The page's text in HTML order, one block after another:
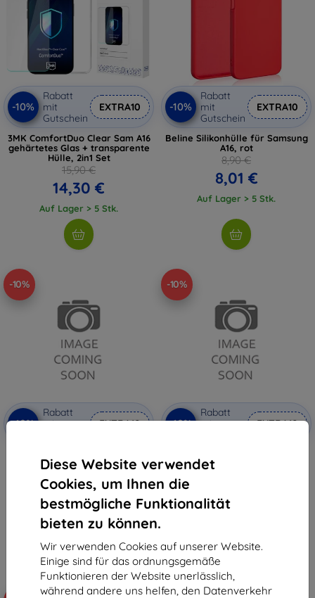
Diese Website verwendet
Cookies, um Ihnen die
bestmögliche Funktionalität
bieten zu können.
Wir verwenden Cookies auf unserer Website.
Einige sind für das ordnungsgemäße
Funktionieren der Website unerlässlich,
während andere uns helfen, den Datenverkehr
-10%
Rabatt
mit
Gutschein
EXTRA10
3MK ComfortDuo Clear Sam A16
gehärtetes Glas + transparente
Hülle, 2in1 Set
15,90 €
14,30 €
Auf Lager > 5 Stk.
-10%
Rabatt
mit
Gutschein
EXTRA10
Beline Silikonhülle für Samsung
A16, rot
8,90 €
8,01 €
Auf Lager > 5 Stk.
-10%
-10%
Rabatt
mit
EXTRA10
SIM-Fach grau (Service Pack)
8,90 €
8,01 €
Auf Lager 1 Stk.
-10%
-10%
Rabatt
mit
EXTRA10
SIM-Kartenfach Grün (Service
Pack) (57983129953)
8,01 €